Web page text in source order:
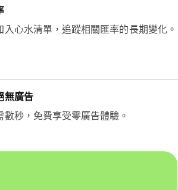
入心水清單，追蹤相關匯率的長期變化。
無廣告
數秒，免費享受零廣告體驗。